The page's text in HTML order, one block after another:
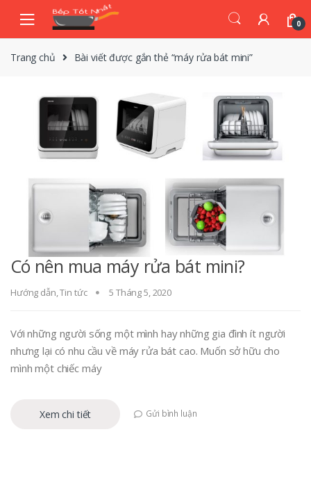
navigation
content
0
Trang chủ Bài viết được gắn thẻ “máy rửa bát mini”
Có nên mua máy rửa bát mini?
Hướng dẫn ,Tin tức 5 Tháng 5, 2020
Với những người sống một mình hay những gia đình ít người
nhưng lại có nhu cầu về máy rửa bát cao. Muốn sở hữu cho
mình một chiếc máy
Xem chi tiết Gửi bình luận